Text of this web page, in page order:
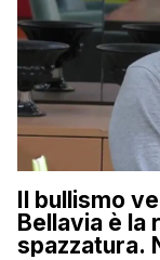
Il bullismo
Bellavia è la
spazzatura.